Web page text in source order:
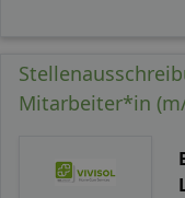
Mitarbeiter*in